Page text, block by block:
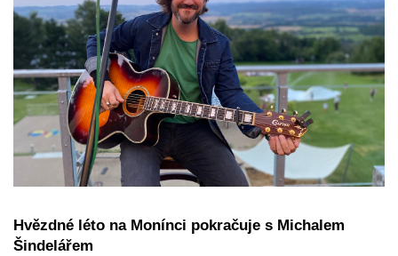
Hvězdné léto na Monínci pokračuje s Michalem
Šindelářem